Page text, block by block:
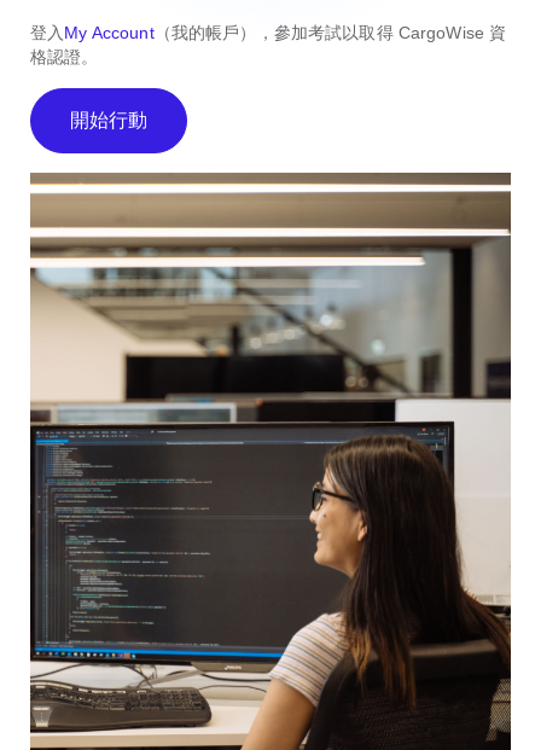
登入 My Account（我的帳戶），參加考試以取得 CargoWise 資
格認證。
開始行動